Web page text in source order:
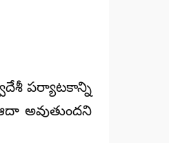
పర్యాటకాన్ని
అవుతుందని